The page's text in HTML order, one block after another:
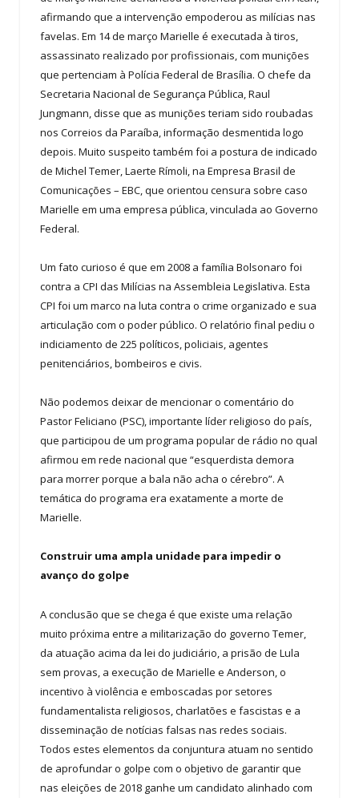
afirmando que a intervenção empoderou as milícias nas
favelas. Em 14 de março Marielle é executada à tiros,
assassinato realizado por profissionais, com munições
que pertenciam à Polícia Federal de Brasília. O chefe da
Secretaria Nacional de Segurança Pública, Raul
Jungmann, disse que as munições teriam sido roubadas
nos Correios da Paraíba, informação desmentida logo
depois. Muito suspeito também foi a postura de indicado
de Michel Temer, Laerte Rímoli, na Empresa Brasil de
Comunicações – EBC, que orientou censura sobre caso
Marielle em uma empresa pública, vinculada ao Governo
Federal.
Um fato curioso é que em 2008 a família Bolsonaro foi
contra a CPI das Milícias na Assembleia Legislativa. Esta
CPI foi um marco na luta contra o crime organizado e sua
articulação com o poder público. O relatório final pediu o
indiciamento de 225 políticos, policiais, agentes
penitenciários, bombeiros e civis.
Não podemos deixar de mencionar o comentário do
Pastor Feliciano (PSC), importante líder religioso do país,
que participou de um programa popular de rádio no qual
afirmou em rede nacional que “esquerdista demora
para morrer porque a bala não acha o cérebro”. A
temática do programa era exatamente a morte de
Marielle.
Construir uma ampla unidade para impedir o
avanço do golpe
A conclusão que se chega é que existe uma relação
muito próxima entre a militarização do governo Temer,
da atuação acima da lei do judiciário, a prisão de Lula
sem provas, a execução de Marielle e Anderson, o
incentivo à violência e emboscadas por setores
fundamentalista religiosos, charlatões e fascistas e a
disseminação de notícias falsas nas redes sociais.
Todos estes elementos da conjuntura atuam no sentido
de aprofundar o golpe com o objetivo de garantir que
nas eleições de 2018 ganhe um candidato alinhado com